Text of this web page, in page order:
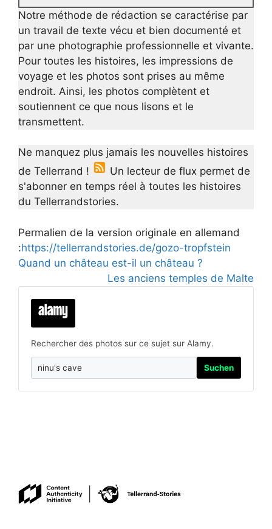
Notre méthode de rédaction se caractérise par
un travail de texte vécu et bien documenté et
par une photographie professionnelle et vivante.
Pour toutes les histoires, les impressions de
voyage et les photos sont prises au même
endroit. Ainsi, les photos complètent et
soutiennent ce que nous lisons et le
transmettent.
Ne manquez plus jamais les nouvelles histoires
de Tellerrand !
Un lecteur de flux permet de
s'abonner en temps réel à toutes les histoires
du Tellerrandstories.
Permalien de la version originale en allemand
:https://tellerrandstories.de/gozo-tropfstein
Quand un château est-il un château ?
Les anciens temples de Malte
Rechercher des photos sur ce sujet sur Alamy.
Suchen